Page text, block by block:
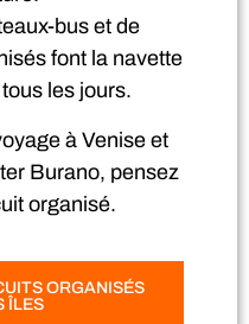
bus et de
font la navette
les jours.
à Venise et
Burano, pensez
organisé.
ORGANISÉS
ÎLES